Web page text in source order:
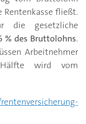
Rentenkasse fließt.
die gesetzliche
% des Bruttolohns.
Arbeitnehmer
wird vom